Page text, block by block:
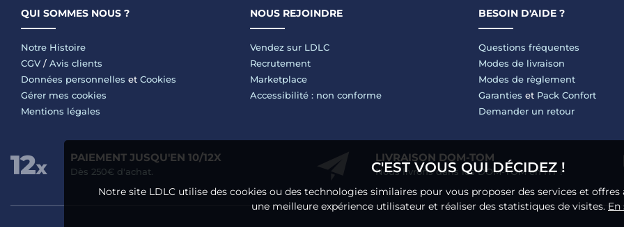
QUI SOMMES NOUS ?
Notre Histoire
CGV / Avis clients
Données personnelles et Cookies
Gérer mes cookies
Mentions légales
NOUS REJOINDRE
Vendez sur LDLC
Recrutement
Marketplace
Accessibilité : non conforme
BESOIN D'AIDE ?
Questions fréquentes
Modes de livraison
Modes de règlement
Garanties et Pack Confort
Demander un retour
PAIEMENT JUSQU'EN 10/12X
Dès 250€ d'achat.
LIVRAISON DOM-TOM
Nous livrons dans les DOM-TOM en HT !
C'EST VOUS QUI DÉCIDEZ !
Notre site LDLC utilise des cookies ou des technologies similaires pour vous proposer des services et
une meilleure expérience utilisateur et réaliser des statistiques de visites. En